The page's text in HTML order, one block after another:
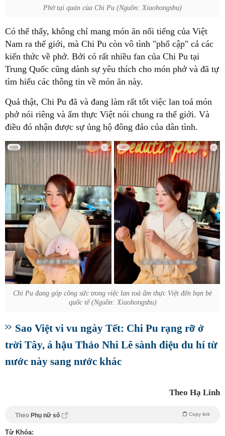
Phở tại quán của Chi Pu (Nguồn: Xiaohongshu)
Có thể thấy, không chỉ mang món ăn nổi tiếng của Việt
Nam ra thế giới, mà Chi Pu còn vô tình "phổ cập" cả các
kiến thức về phở. Bởi có rất nhiều fan của Chi Pu tại
Trung Quốc cũng dành sự yêu thích cho món phở và đã tự
tìm hiểu các thông tin về món ăn này.
Quả thật, Chi Pu đã và đang làm rất tốt việc lan toả món
phở nói riêng và ẩm thực Việt nói chung ra thế giới. Và
điều đó nhận được sự ủng hộ đông đảo của dân tình.
Chi Pu đang góp công sức trong việc lan toả ẩm thực Việt đến bạn bè
quốc tế (Nguồn: Xiaohongshu)
Sao Việt vi vu ngày Tết: Chi Pu rạng rỡ ở
trời Tây, á hậu Thảo Nhi Lê sành điệu du hí từ
nước này sang nước khác
Theo Hạ Linh
Theo Phụ nữ số Copy link
Từ Khóa: